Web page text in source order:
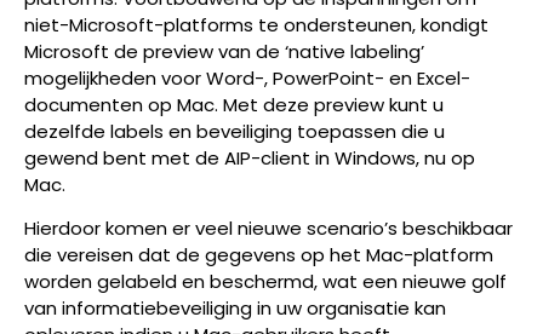
niet-Microsoft-platforms te ondersteunen, kondigt
Microsoft de preview van de ‘native labeling’
mogelijkheden voor Word-, PowerPoint- en Excel-
documenten op Mac. Met deze preview kunt u
dezelfde labels en beveiliging toepassen die u
gewend bent met de AIP-client in Windows, nu op
Mac.
Hierdoor komen er veel nieuwe scenario’s beschikbaar
die vereisen dat de gegevens op het Mac-platform
worden gelabeld en beschermd, wat een nieuwe golf
van informatiebeveiliging in uw organisatie kan